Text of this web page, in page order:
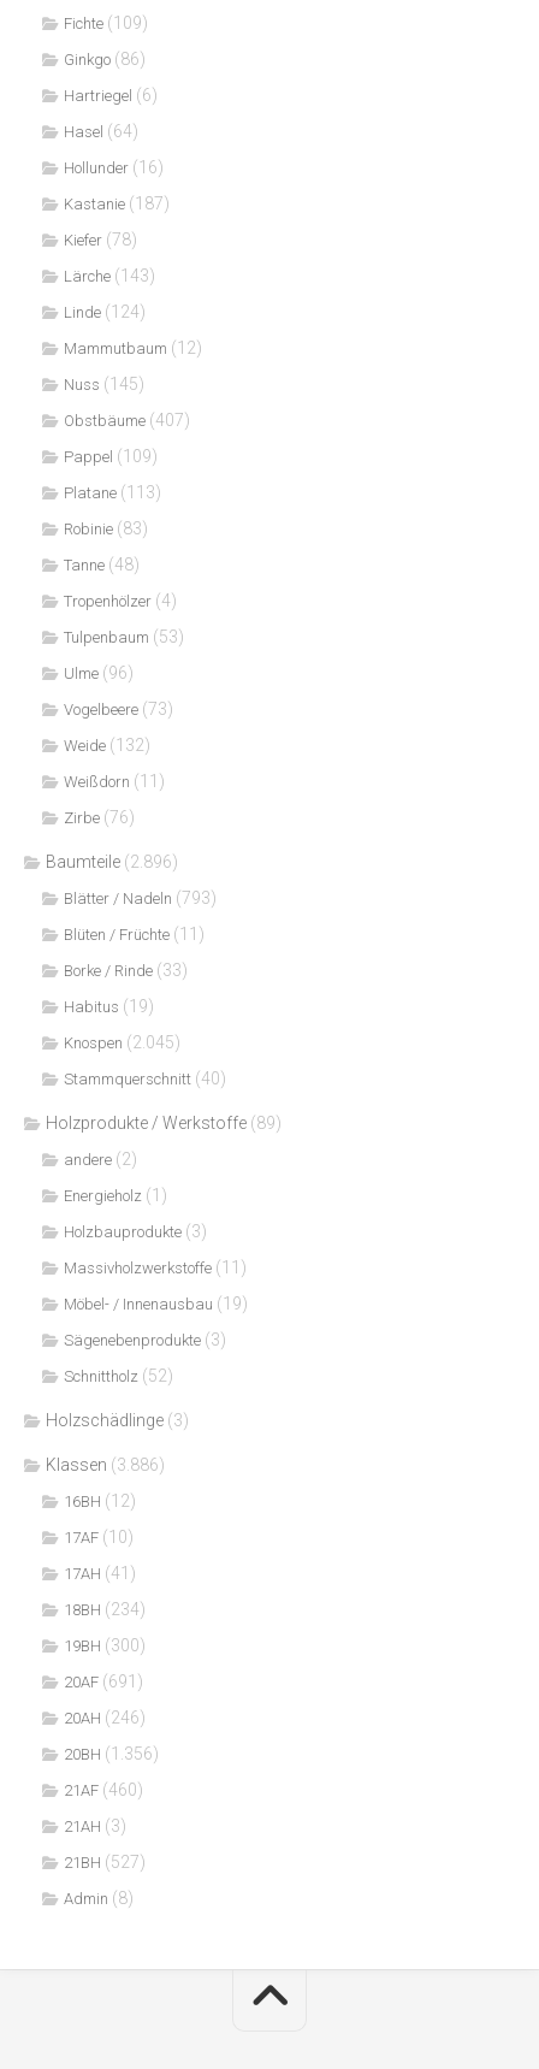
Fichte (109)
Ginkgo (86)
Hartriegel (6)
Hasel (64)
Hollunder (16)
Kastanie (187)
Kiefer (78)
Lärche (143)
Linde (124)
Mammutbaum (12)
Nuss (145)
Obstbäume (407)
Pappel (109)
Platane (113)
Robinie (83)
Tanne (48)
Tropenhölzer (4)
Tulpenbaum (53)
Ulme (96)
Vogelbeere (73)
Weide (132)
Weißdorn (11)
Zirbe (76)
Baumteile (2.896)
Blätter / Nadeln (793)
Blüten / Früchte (11)
Borke / Rinde (33)
Habitus (19)
Knospen (2.045)
Stammquerschnitt (40)
Holzprodukte / Werkstoffe (89)
andere (2)
Energieholz (1)
Holzbauprodukte (3)
Massivholzwerkstoffe (11)
Möbel- / Innenausbau (19)
Sägenebenprodukte (3)
Schnittholz (52)
Holzschädlinge (3)
Klassen (3.886)
16BH (12)
17AF (10)
17AH (41)
18BH (234)
19BH (300)
20AF (691)
20AH (246)
20BH (1.356)
21AF (460)
21AH (3)
21BH (527)
Admin (8)